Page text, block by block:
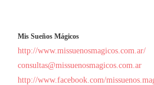
Mis Sueños Mágicos
http://www.missuenosmagicos.com.ar/
consultas@missuenosmagicos.com.ar
http://www.facebook.com/